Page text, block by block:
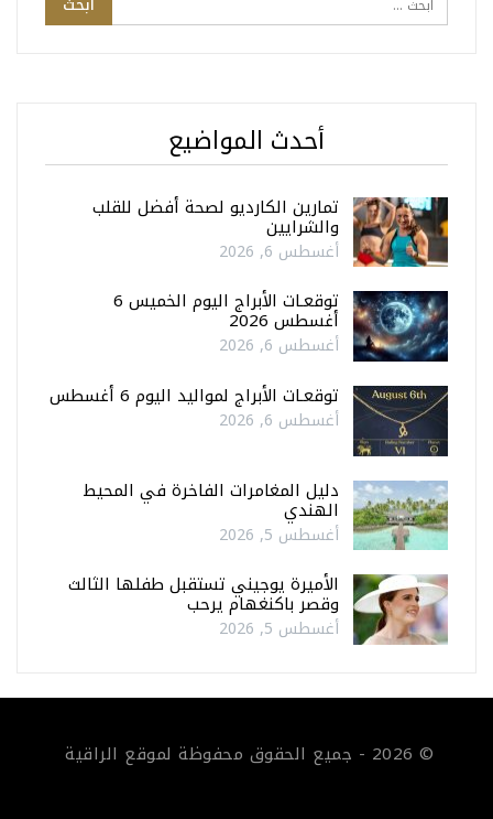
أحدث المواضيع
تمارين الكارديو لصحة أفضل للقلب
والشرايين
أغسطس 6, 2026
توقعـات الأبراج اليوم الخميس 6
أغسطس 2026
أغسطس 6, 2026
توقعـات الأبراج لمواليد اليوم 6 أغسطس
أغسطس 6, 2026
دليل المغامرات الفاخرة في المحيط
الهندي
أغسطس 5, 2026
الأميرة يوجيني تستقبل طفلها الثالث
وقصر باكنغهام يرحب
أغسطس 5, 2026
© 2026 - جميع الحقوق محفوظة لموقع الراقية